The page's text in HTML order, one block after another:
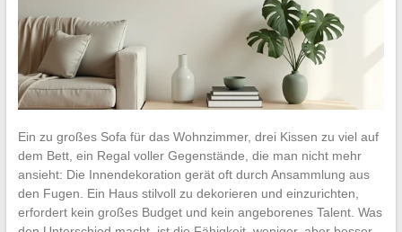
Ein zu großes Sofa für das Wohnzimmer, drei Kissen zu viel auf
dem Bett, ein Regal voller Gegenstände, die man nicht mehr
ansieht: Die Innendekoration gerät oft durch Ansammlung aus
den Fugen. Ein Haus stilvoll zu dekorieren und einzurichten,
erfordert kein großes Budget und kein angeborenes Talent. Was